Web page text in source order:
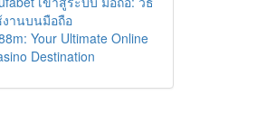
านบนมือถือ
Your Ultimate Online
Destination